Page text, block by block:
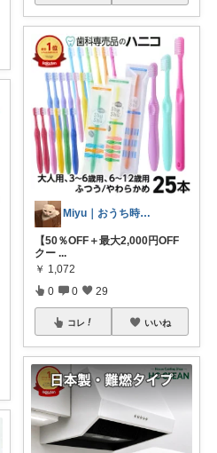
Miyu｜おうち時間の小さな幸せ🌸
【50％OFF＋最大2,000円OFF
クー ...
￥ 1,072
0 0 29
コレ いいね